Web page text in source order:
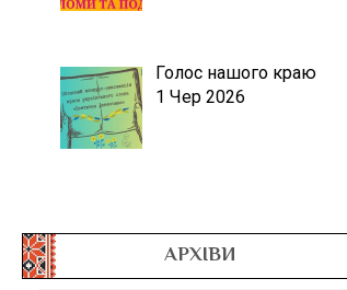
Голос нашого краю
1 Чер 2026
АРХІВИ